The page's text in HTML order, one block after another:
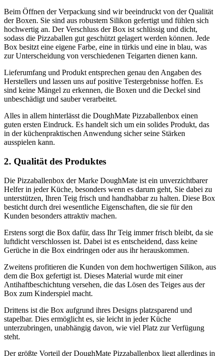
Beim Öffnen der Verpackung sind wir beeindruckt von der Qualität
der Boxen. Sie sind aus robustem Silikon gefertigt und fühlen sich
hochwertig an. Der Verschluss der Box ist schlüssig und dicht,
sodass die Pizzaballen gut geschützt gelagert werden können. Jede
Box besitzt eine eigene Farbe, eine in türkis und eine in blau, was
zur Unterscheidung von verschiedenen Teigarten dienen kann.
Lieferumfang und Produkt entsprechen genau den Angaben des
Herstellers und lassen uns auf positive Testergebnisse hoffen. Es
sind keine Mängel zu erkennen, die Boxen und die Deckel sind
unbeschädigt und sauber verarbeitet.
Alles in allem hinterlässt die DoughMate Pizzaballenbox einen
guten ersten Eindruck. Es handelt sich um ein solides Produkt, das
in der küchenpraktischen Anwendung sicher seine Stärken
ausspielen kann.
2. Qualität des Produktes
Die Pizzaballenbox der Marke DoughMate ist ein unverzichtbarer
Helfer in jeder Küche, besonders wenn es darum geht, Sie dabei zu
unterstützen, Ihren Teig frisch und handhabbar zu halten. Diese Box
besticht durch drei wesentliche Eigenschaften, die sie für den
Kunden besonders attraktiv machen.
Erstens sorgt die Box dafür, dass Ihr Teig immer frisch bleibt, da sie
luftdicht verschlossen ist. Dabei ist es entscheidend, dass keine
Gerüche in die Box eindringen oder aus ihr herauskommen.
Zweitens profitieren die Kunden von dem hochwertigen Silikon, aus
dem die Box gefertigt ist. Dieses Material wurde mit einer
Antihaftbeschichtung versehen, die das Lösen des Teiges aus der
Box zum Kinderspiel macht.
Drittens ist die Box aufgrund ihres Designs platzsparend und
stapelbar. Dies ermöglicht es, sie leicht in jeder Küche
unterzubringen, unabhängig davon, wie viel Platz zur Verfügung
steht.
Der größte Vorteil der DoughMate Pizzaballenbox liegt allerdings in